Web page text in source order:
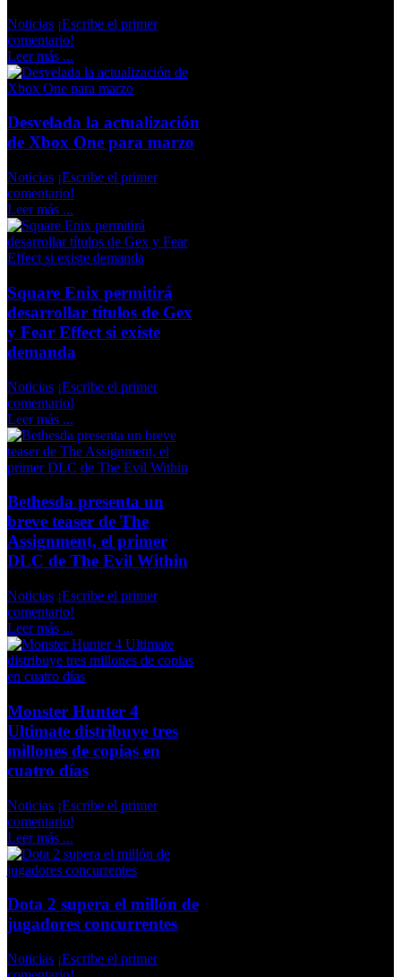
Noticias ¡Escribe el primer
comentario!
Leer más ...
Desvelada la actualización
de Xbox One para marzo
Noticias ¡Escribe el primer
comentario!
Leer más ...
Square Enix permitirá
desarrollar títulos de Gex
y Fear Effect si existe
demanda
Noticias ¡Escribe el primer
comentario!
Leer más ...
Bethesda presenta un
breve teaser de The
Assignment, el primer
DLC de The Evil Within
Noticias ¡Escribe el primer
comentario!
Leer más ...
Monster Hunter 4
Ultimate distribuye tres
millones de copias en
cuatro días
Noticias ¡Escribe el primer
comentario!
Leer más ...
Dota 2 supera el millón de
jugadores concurrentes
Noticias ¡Escribe el primer